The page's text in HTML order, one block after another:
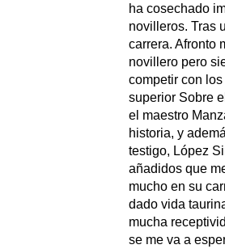
ha cosechado
novilleros. Tras
carrera. Afronto
novillero pero
competir con
superior Sobre
el maestro
historia, y
testigo, López
añadidos que
mucho en su
dado vida
mucha
se me va a